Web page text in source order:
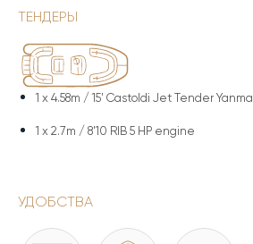
Ходовые и
характеристики
Корпус и надстройка ANYTHING
GRP, а полуводоизмещающий
узлов. Дальность хода составляет до
при скорости 11 узлов благодаря
ТЕНДЕРЫ
1 x 4.58m / 15' Castoldi Jet Tender
1 x 2.7m / 8'10 RIB 5 HP engine
УДОБСТВА